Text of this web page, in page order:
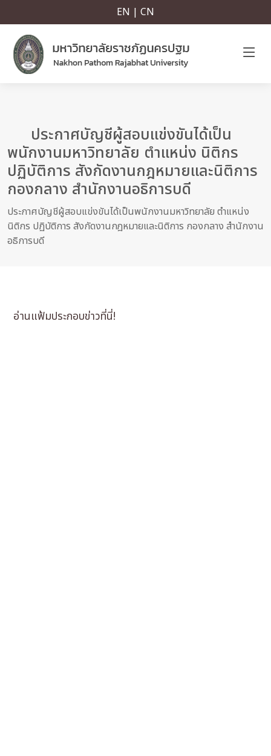
EN | CN
ประกาศบัญชีผู้สอบแข่งขันได้เป็น
พนักงานมหาวิทยาลัย ตำแหน่ง นิติกร
ปฏิบัติการ สังกัดงานกฎหมายและนิติการ
กองกลาง สำนักงานอธิการบดี
ประกาศบัญชีผู้สอบแข่งขันได้เป็นพนักงานมหาวิทยาลัย ตำแหน่ง
นิติกร ปฏิบัติการ สังกัดงานกฎหมายและนิติการ กองกลาง สำนักงาน
อธิการบดี
อ่านแฟ้มประกอบข่าวที่นี่!